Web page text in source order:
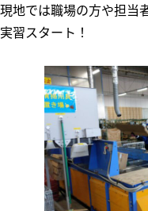
現地では職場の方や担当
実習スタート！